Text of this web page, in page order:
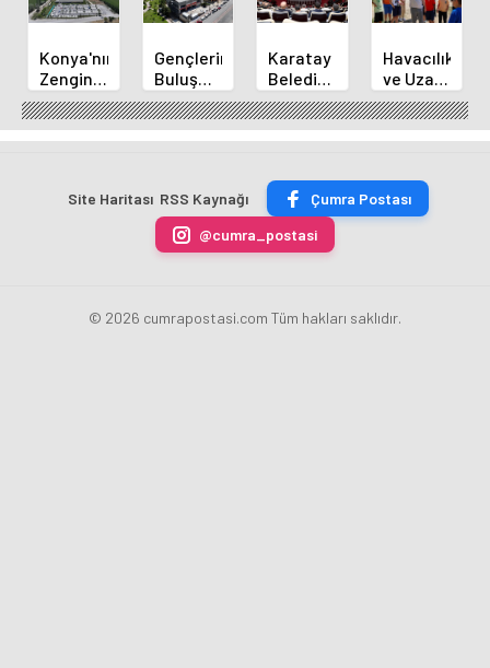
Konya'nın
Zengin
Mutfağı
GastroFest'te
Tanıtılacak
Gençlerin
Buluşma
Noktası
Talha
Bayrakçı
Yükseliyor
Karatay
Belediye
Başkanı
Kılca
Yeni
Açıkladı
Havacılık
ve Uzay
Yaz
Kursu
Başladı
Site Haritası RSS Kaynağı
Çumra Postası
@cumra_postasi
© 2026 cumrapostasi.com Tüm hakları saklıdır.